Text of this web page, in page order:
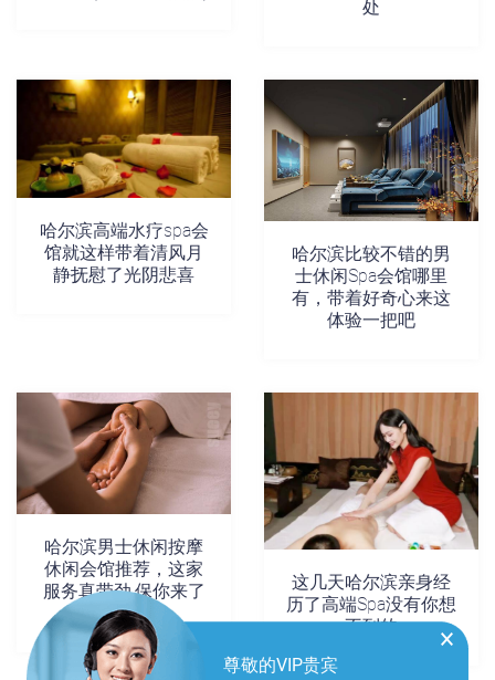
尊敬的VIP贵宾
处
哈尔滨高端水疗spa会
馆就这样带着清风月
静抚慰了光阴悲喜
哈尔滨比较不错的男
士休闲Spa会馆哪里
有，带着好奇心来这
体验一把吧
哈尔滨男士休闲按摩
休闲会馆推荐，这家
服务真带劲,保你来了
还想来
这几天哈尔滨亲身经
历了高端Spa没有你想
不到的